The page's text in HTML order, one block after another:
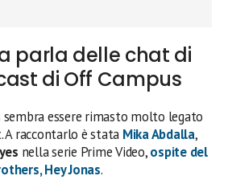
parla delle chat di
di Off Campus
sembra essere rimasto molto legato
A raccontarlo è stata Mika Abdalla,
nella serie Prime Video,ospite del
Hey Jonas.